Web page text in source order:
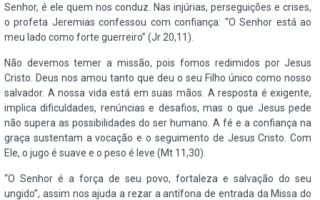
Senhor, é ele quem nos conduz. Nas injúrias, perseguições e crises,
o profeta Jeremias confessou com confiança: “O Senhor está ao
meu lado como forte guerreiro” (Jr 20,11).
Não devemos temer a missão, pois fomos redimidos por Jesus
Cristo. Deus nos amou tanto que deu o seu Filho único como nosso
salvador. A nossa vida está em suas mãos. A resposta é exigente,
implica dificuldades, renúncias e desafios, mas o que Jesus pede
não supera as possibilidades do ser humano. A fé e a confiança na
graça sustentam a vocação e o seguimento de Jesus Cristo. Com
Ele, o jugo é suave e o peso é leve (Mt 11,30).
“O Senhor é a força de seu povo, fortaleza e salvação do seu
ungido”, assim nos ajuda a rezar a antífona de entrada da Missa do